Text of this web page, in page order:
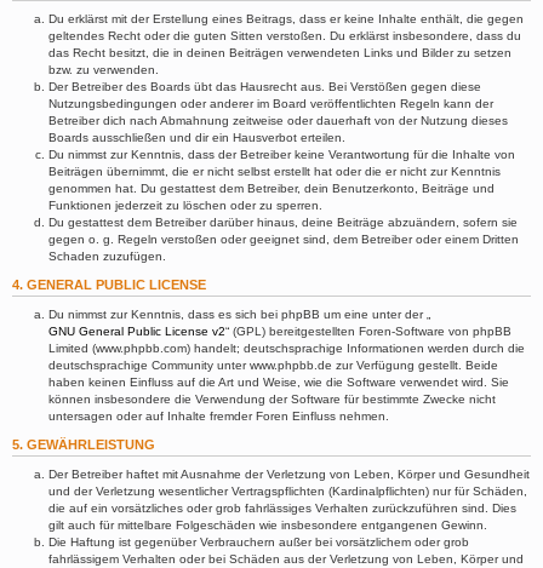
Du erklärst mit der Erstellung eines Beitrags, dass er keine Inhalte enthält, die gegen
geltendes Recht oder die guten Sitten verstoßen. Du erklärst insbesondere, dass du
das Recht besitzt, die in deinen Beiträgen verwendeten Links und Bilder zu setzen
bzw. zu verwenden.
Der Betreiber des Boards übt das Hausrecht aus. Bei Verstößen gegen diese
Nutzungsbedingungen oder anderer im Board veröffentlichten Regeln kann der
Betreiber dich nach Abmahnung zeitweise oder dauerhaft von der Nutzung dieses
Boards ausschließen und dir ein Hausverbot erteilen.
Du nimmst zur Kenntnis, dass der Betreiber keine Verantwortung für die Inhalte von
Beiträgen übernimmt, die er nicht selbst erstellt hat oder die er nicht zur Kenntnis
genommen hat. Du gestattest dem Betreiber, dein Benutzerkonto, Beiträge und
Funktionen jederzeit zu löschen oder zu sperren.
Du gestattest dem Betreiber darüber hinaus, deine Beiträge abzuändern, sofern sie
gegen o. g. Regeln verstoßen oder geeignet sind, dem Betreiber oder einem Dritten
Schaden zuzufügen.
4. GENERAL PUBLIC LICENSE
Du nimmst zur Kenntnis, dass es sich bei phpBB um eine unter der „
GNU General Public License v2“ (GPL) bereitgestellten Foren-Software von phpBB
Limited (www.phpbb.com) handelt; deutschsprachige Informationen werden durch die
deutschsprachige Community unter www.phpbb.de zur Verfügung gestellt. Beide
haben keinen Einfluss auf die Art und Weise, wie die Software verwendet wird. Sie
können insbesondere die Verwendung der Software für bestimmte Zwecke nicht
untersagen oder auf Inhalte fremder Foren Einfluss nehmen.
5. GEWÄHRLEISTUNG
Der Betreiber haftet mit Ausnahme der Verletzung von Leben, Körper und Gesundheit
und der Verletzung wesentlicher Vertragspflichten (Kardinalpflichten) nur für Schäden,
die auf ein vorsätzliches oder grob fahrlässiges Verhalten zurückzuführen sind. Dies
gilt auch für mittelbare Folgeschäden wie insbesondere entgangenen Gewinn.
Die Haftung ist gegenüber Verbrauchern außer bei vorsätzlichem oder grob
fahrlässigem Verhalten oder bei Schäden aus der Verletzung von Leben, Körper und